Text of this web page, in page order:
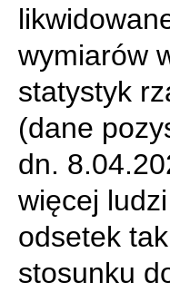
wymiarów
statystyk
(dane
dn.
więcej
odsetek
stosunku